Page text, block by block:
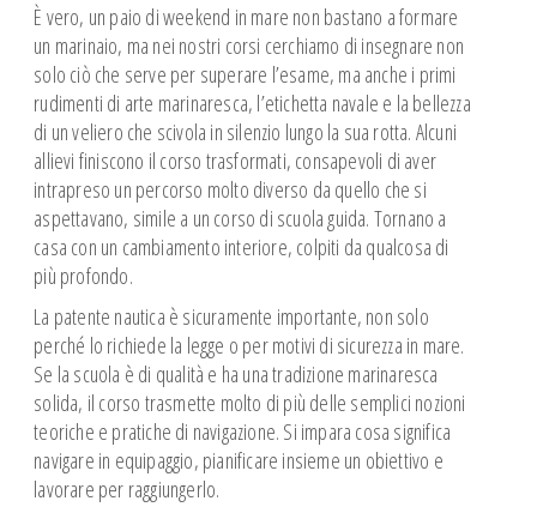
È vero, un paio di weekend in mare non bastano a formare
un marinaio, ma nei nostri corsi cerchiamo di insegnare non
solo ciò che serve per superare l’esame, ma anche i primi
rudimenti di arte marinaresca, l’etichetta navale e la bellezza
di un veliero che scivola in silenzio lungo la sua rotta. Alcuni
allievi finiscono il corso trasformati, consapevoli di aver
intrapreso un percorso molto diverso da quello che si
aspettavano, simile a un corso di scuola guida. Tornano a
casa con un cambiamento interiore, colpiti da qualcosa di
più profondo.
La patente nautica è sicuramente importante, non solo
perché lo richiede la legge o per motivi di sicurezza in mare.
Se la scuola è di qualità e ha una tradizione marinaresca
solida, il corso trasmette molto di più delle semplici nozioni
teoriche e pratiche di navigazione. Si impara cosa significa
navigare in equipaggio, pianificare insieme un obiettivo e
lavorare per raggiungerlo.